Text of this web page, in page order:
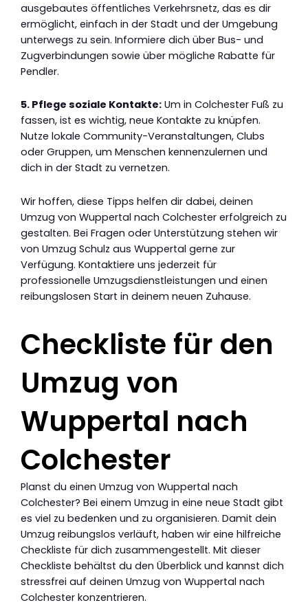
ausgebautes öffentliches Verkehrsnetz, das es dir
ermöglicht, einfach in der Stadt und der Umgebung
unterwegs zu sein. Informiere dich über Bus- und
Zugverbindungen sowie über mögliche Rabatte für
Pendler.
5. Pflege soziale Kontakte: Um in Colchester Fuß zu
fassen, ist es wichtig, neue Kontakte zu knüpfen.
Nutze lokale Community-Veranstaltungen, Clubs
oder Gruppen, um Menschen kennenzulernen und
dich in der Stadt zu vernetzen.
Wir hoffen, diese Tipps helfen dir dabei, deinen
Umzug von Wuppertal nach Colchester erfolgreich zu
gestalten. Bei Fragen oder Unterstützung stehen wir
von Umzug Schulz aus Wuppertal gerne zur
Verfügung. Kontaktiere uns jederzeit für
professionelle Umzugsdienstleistungen und einen
reibungslosen Start in deinem neuen Zuhause.
Checkliste für den
Umzug von
Wuppertal nach
Colchester
Planst du einen Umzug von Wuppertal nach
Colchester? Bei einem Umzug in eine neue Stadt gibt
es viel zu bedenken und zu organisieren. Damit dein
Umzug reibungslos verläuft, haben wir eine hilfreiche
Checkliste für dich zusammengestellt. Mit dieser
Checkliste behältst du den Überblick und kannst dich
stressfrei auf deinen Umzug von Wuppertal nach
Colchester konzentrieren.